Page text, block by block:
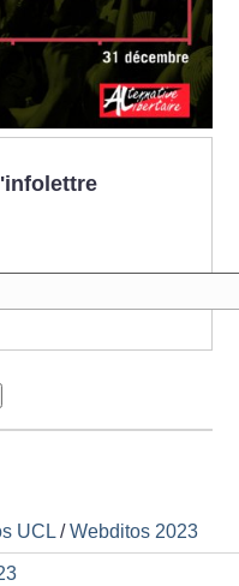
UCL/Webditos 2023